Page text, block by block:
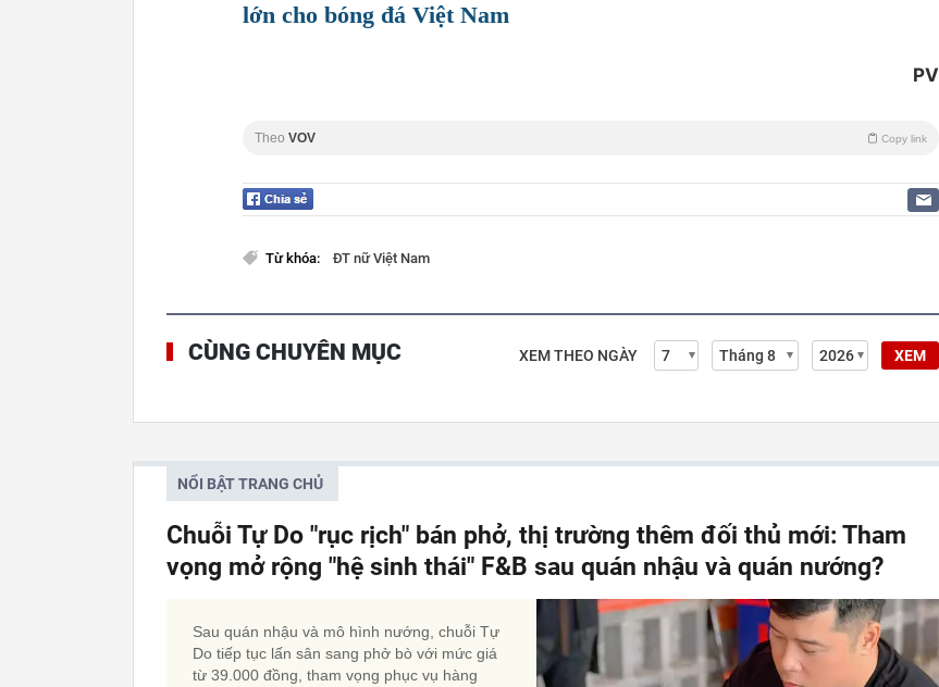
lớn cho bóng đá Việt Nam
PV
Theo VOV Copy link
Từ khóa: ĐT nữ Việt Nam
CÙNG CHUYÊN MỤC XEM THEO NGÀY XEM
NỔI BẬT TRANG CHỦ
Chuỗi Tự Do "rục rịch" bán phở, thị trường thêm đối thủ mới: Tham
vọng mở rộng "hệ sinh thái" F&B sau quán nhậu và quán nướng?
Sau quán nhậu và mô hình nướng, chuỗi Tự
Do tiếp tục lấn sân sang phở bò với mức giá
từ 39.000 đồng, tham vọng phục vụ hàng